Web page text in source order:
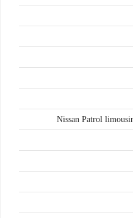
Nissan Patrol